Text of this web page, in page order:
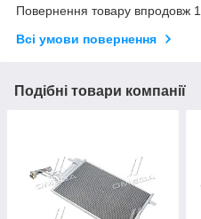
Повернення товару впродовж
Всі умови повернення
Подібні товари компанії